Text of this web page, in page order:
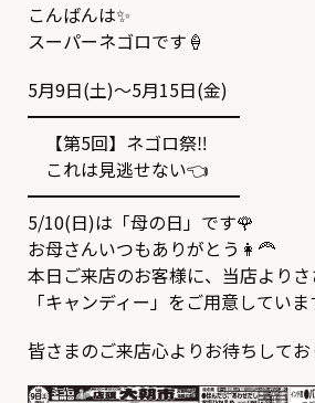
こんばんは✨
スーパーネゴロです🍦
5月9日(土)～5月15日(金)
━━━━━━━━━━━━
【第5回】ネゴロ祭‼️
これは見逃せない👈
━━━━━━━━━━━━
5/10(日)は「母の日」です🌹
お母さんいつもありがとう👩‍🦰
本日ご来店のお客様に、当店より
「キャンディー」をご用意してい
皆さまのご来店心よりお待ちして